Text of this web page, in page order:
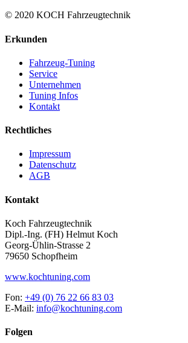
© 2020 KOCH Fahrzeugtechnik
Erkunden
Fahrzeug-Tuning
Service
Unternehmen
Tuning Infos
Kontakt
Rechtliches
Impressum
Datenschutz
AGB
Kontakt
Koch Fahrzeugtechnik
Dipl.-Ing. (FH) Helmut Koch
Georg-Ühlin-Strasse 2
79650 Schopfheim
www.kochtuning.com
Fon: +49 (0) 76 22 66 83 03
E-Mail: info@kochtuning.com
Folgen